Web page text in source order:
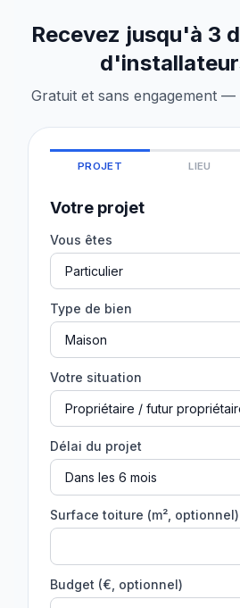
Recevez jusqu'à 3
Gratuit et sans engagement
PROJET LIEU
Votre projet
Vous êtes
Type de bien
Votre situation
Délai du projet
Surface toiture (m², optionnel)
Budget (€, optionnel)